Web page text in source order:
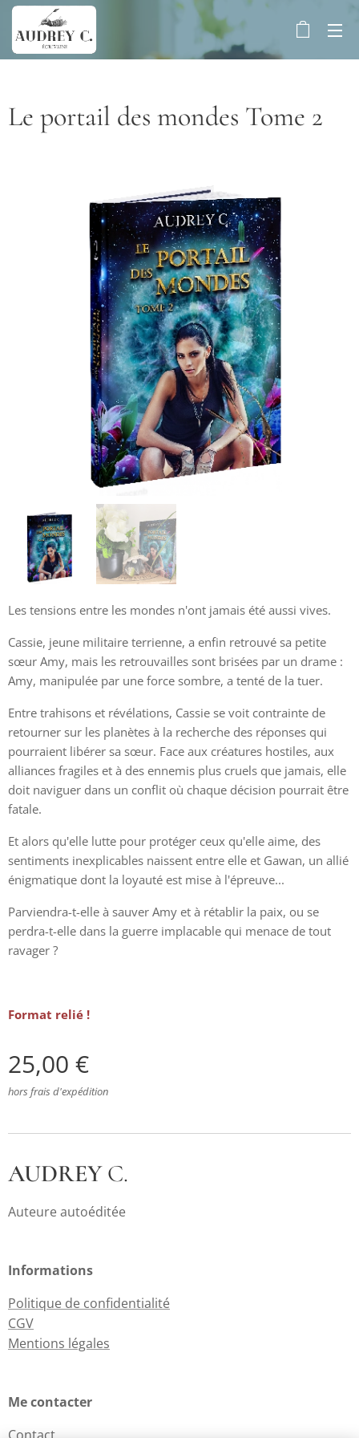
Le portail des mondes Tome 2
Les tensions entre les mondes n'ont jamais été aussi vives.
Cassie, jeune militaire terrienne, a enfin retrouvé sa petite
sœur Amy, mais les retrouvailles sont brisées par un drame :
Amy, manipulée par une force sombre, a tenté de la tuer.
Entre trahisons et révélations, Cassie se voit contrainte de
retourner sur les planètes à la recherche des réponses qui
pourraient libérer sa sœur. Face aux créatures hostiles, aux
alliances fragiles et à des ennemis plus cruels que jamais, elle
doit naviguer dans un conflit où chaque décision pourrait être
fatale.
Et alors qu'elle lutte pour protéger ceux qu'elle aime, des
sentiments inexplicables naissent entre elle et Gawan, un allié
énigmatique dont la loyauté est mise à l'épreuve...
Parviendra-t-elle à sauver Amy et à rétablir la paix, ou se
perdra-t-elle dans la guerre implacable qui menace de tout
ravager ?
Format relié !
25,00 €
hors frais d'expédition
AUDREYC.
Auteure autoéditée
Informations
Politique de confidentialité
CGV
Mentions légales
Me contacter